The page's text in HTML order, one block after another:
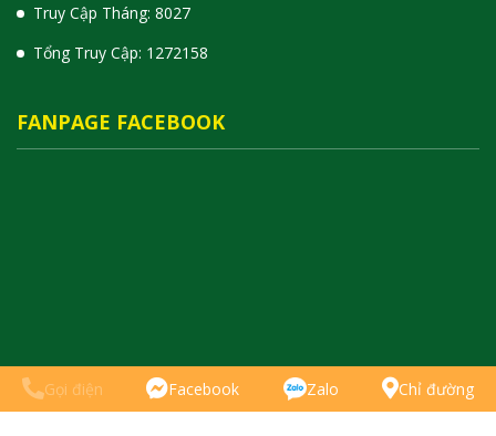
Truy Cập Tháng: 8027
Tổng Truy Cập: 1 272158
FANPAGE FACEBOOK
© Bản quyền thuộc về Thanh Ly Do Cu Le Sai Gon.
Gọi điện Facebook Zalo Chỉ đường